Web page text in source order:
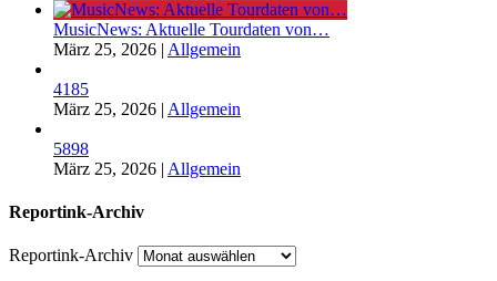
MusicNews: Aktuelle Tourdaten von…
März 25, 2026 | Allgemein
4185
März 25, 2026 | Allgemein
5898
März 25, 2026 | Allgemein
Reportink-Archiv
Reportink-Archiv